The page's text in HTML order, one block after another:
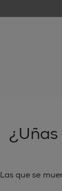
Las que se